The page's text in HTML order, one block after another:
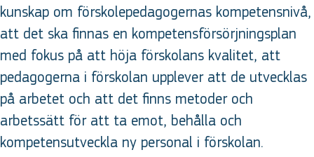
kunskap om förskolepedagogernas kompetensnivå,
att det ska finnas en kompetensförsörjningsplan
med fokus på att höja förskolans kvalitet, att
pedagogerna i förskolan upplever att de utvecklas
på arbetet och att det finns metoder och
arbetssätt för att ta emot, behålla och
kompetensutveckla ny personal i förskolan.